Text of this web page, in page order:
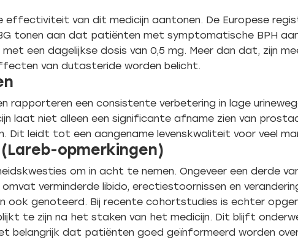
effectiviteit van dit medicijn aantonen. De Europese
tonen aan dat patiënten met symptomatische BPH
een dagelijkse dosis van 0,5 mg. Meer dan dat, zijn
van dutasteride worden belicht.
rapporteren een consistente verbetering in lage
laat niet alleen een significante afname zien van
Dit leidt tot een aangename levenskwaliteit voor veel
opmerkingen)
om in acht te nemen. Ongeveer een derde
verminderde libido, erectiestoornissen en
ook genoteerd. Bij recente cohortstudies is echter
te zijn na het staken van het medicijn. Dit blijft
belangrijk dat patiënten goed geïnformeerd worden